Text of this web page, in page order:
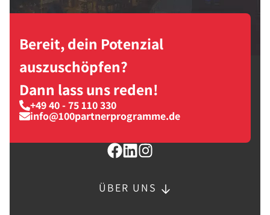
Bereit, dein Potenzial
auszuschöpfen?
Dann lass uns reden!
+49 40 - 75 110 330
info@100partnerprogramme.de
ÜBER UNS